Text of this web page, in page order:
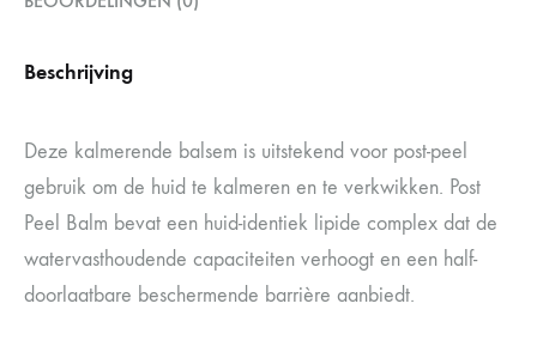
Beschrijving
Deze kalmerende balsem is uitstekend voor post-peel
gebruik om de huid te kalmeren en te verkwikken. Post
Peel Balm bevat een huid-identiek lipide complex dat de
watervasthoudende capaciteiten verhoogt en een half-
doorlaatbare beschermende barrière aanbiedt.